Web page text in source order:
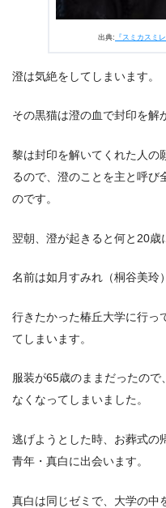
出典: 『スミカスミ
澄は気絶をしてしまいます。
その黒猫は澄の血で封印を解
黎は封印を解いてくれた人の
るので、澄のことを主と呼び
のです。
翌朝、澄が起きると何と20歳
名前は如月すみれ（桐谷美玲
行きたかった椿丘大学に行っ
てしまいます。
服装が65歳のままだったの
なくなってしまいました。
逃げようとした時、お葬式の
青年・真白に出会います。
真白は同じゼミで、大学の中